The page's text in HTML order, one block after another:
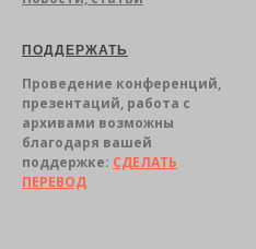
ПОДДЕРЖАТЬ
Проведение конференций,
презентаций, работа с
архивами возможны
благодаря вашей
поддержке: СДЕЛАТЬ
ПЕРЕВОД